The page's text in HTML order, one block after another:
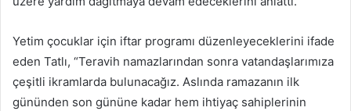
Yetim çocuklar için iftar programı düzenleyeceklerini ifade
eden Tatlı, “Teravih namazlarından sonra vatandaşlarımıza
çeşitli ikramlarda bulunacağız. Aslında ramazanın ilk
gününden son gününe kadar hem ihtiyaç sahiplerinin